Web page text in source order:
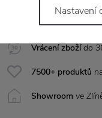
Doprava zdarma
Vrácení zbožído
7500+ produktů
Showroom ve
Nastavení